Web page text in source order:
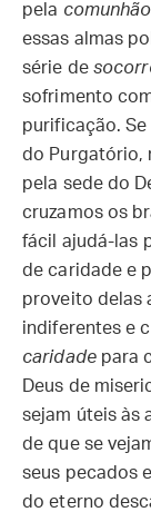
pela
essas almas
série de
sofrimento
purificação.
do Purgatório,
pela sede do
cruzamos os
fácil ajudá-las
de caridade e
proveito delas
indiferentes e
caridadepara
Deus de
sejam úteis às
de que se
seus pecados
do eterno